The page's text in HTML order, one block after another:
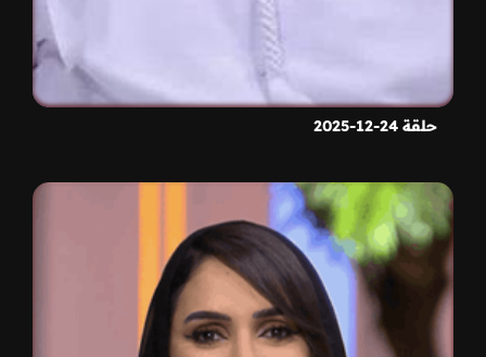
حلقة 24-12-2025